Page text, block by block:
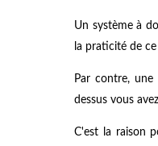
Un système à
la praticité de
Par contre,
dessus vous
C'est la raison